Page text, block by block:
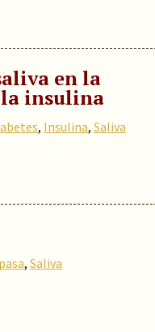
en la
la insulina
, Insulina, Saliva
, Saliva